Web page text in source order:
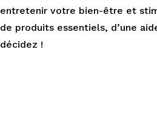
entretenir votre bien-être et
de produits essentiels, d’une
décidez !